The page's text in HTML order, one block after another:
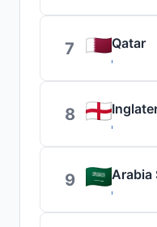
7 Qatar
8
9 Arabia